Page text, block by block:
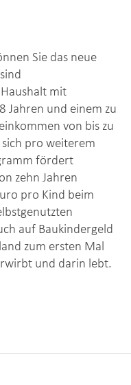
Sie das neue
mit
Jahren und einem zu
von bis zu
pro weiterem
fördert
zehn Jahren
pro Kind beim
auf Baukindergeld
zum ersten Mal
und darin lebt.